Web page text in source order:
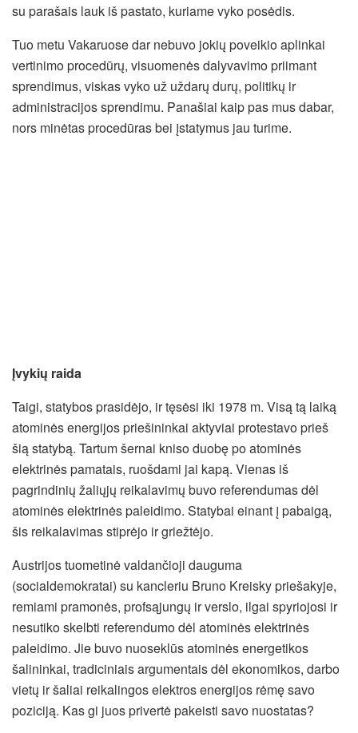
su parašais lauk iš pastato, kuriame vyko posėdis.
Tuo metu Vakaruose dar nebuvo jokių poveikio aplinkai
vertinimo procedūrų, visuomenės dalyvavimo priimant
sprendimus, viskas vyko už uždarų durų, politikų ir
administracijos sprendimu. Panašiai kaip pas mus dabar,
nors minėtas procedūras bei įstatymus jau turime.
Įvykių raida
Taigi, statybos prasidėjo, ir tęsėsi iki 1978 m. Visą tą laiką
atominės energijos priešininkai aktyviai protestavo prieš
šią statybą. Tartum šernai kniso duobę po atominės
elektrinės pamatais, ruošdami jai kapą. Vienas iš
pagrindinių žaliųjų reikalavimų buvo referendumas dėl
atominės elektrinės paleidimo. Statybai einant į pabaigą,
šis reikalavimas stiprėjo ir griežtėjo.
Austrijos tuometinė valdančioji dauguma
(socialdemokratai) su kancleriu Bruno Kreisky priešakyje,
remiami pramonės, profsąjungų ir verslo, ilgai spyriojosi ir
nesutiko skelbti referendumo dėl atominės elektrinės
paleidimo. Jie buvo nuoseklūs atominės energetikos
šalininkai, tradiciniais argumentais dėl ekonomikos, darbo
vietų ir šaliai reikalingos elektros energijos rėmę savo
poziciją. Kas gi juos privertė pakeisti savo nuostatas?